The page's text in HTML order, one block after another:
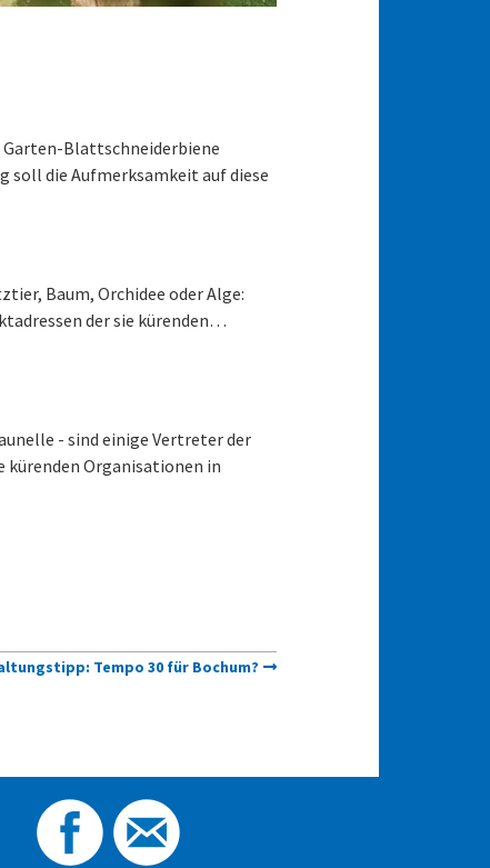
Garten-Blattschneider­biene
soll die Aufmerksamkeit auf diese
Baum, Orchidee oder Alge:
der sie kürenden…
- sind einige Vertreter der
kürenden Organisationen in
Tempo 30 für Bochum?